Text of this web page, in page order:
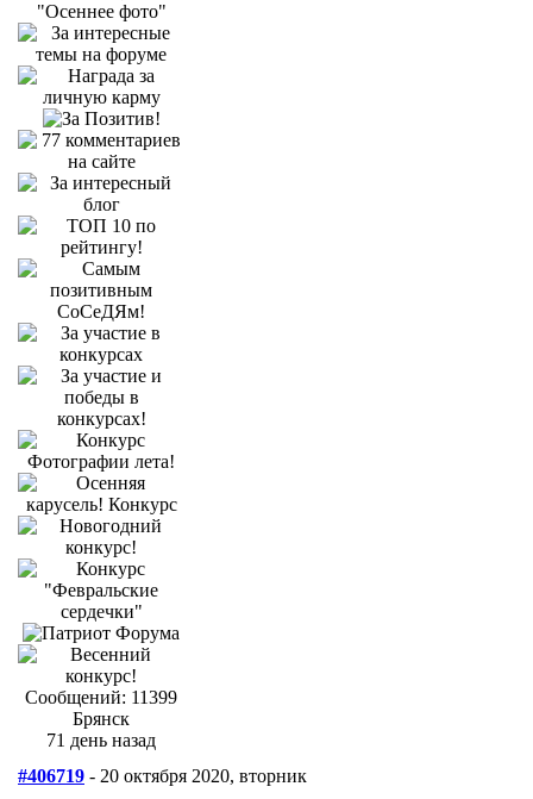
Сообщений: 11399
Брянск
71 день назад
#406719 - 20 октября 2020, вторник